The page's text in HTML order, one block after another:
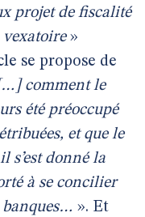
projet de fiscalité
»
se propose de
comment le
été préoccupé
et que le
s’est donné la
à se concilier
banques… ». Et